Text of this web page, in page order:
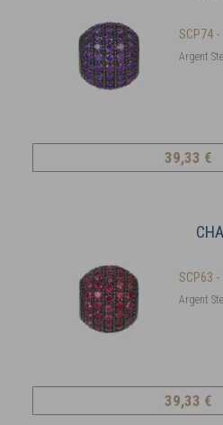
SCP74 -
Argent
39,33 €
SCP63 -
Argent
39,33 €